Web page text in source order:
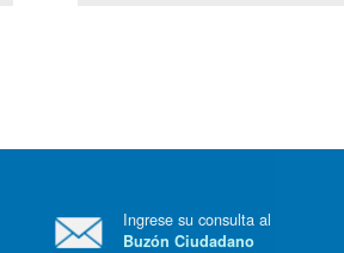
Ingrese su consulta al
Buzón Ciudadano